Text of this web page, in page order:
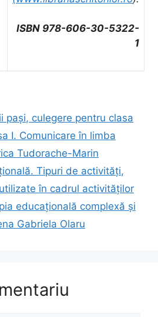
ISBN 978-606-30-5322-
1
pași, culegere pentru clasa
I. Comunicare în limba
Tudorache-Marin
Tipuri de activităţi,
în cadrul activităţilor
educaţională complexă și
Gabriela Olaru